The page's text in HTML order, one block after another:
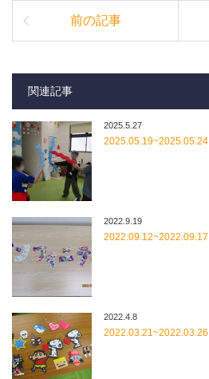
前の記事
関連記事
2025.5.27
2025.05.19~2025.05.24
2022.9.19
2022.09.12~2022.09.17
2022.4.8
2022.03.21~2022.03.26